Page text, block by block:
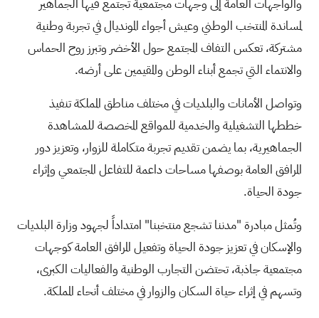
والواجهات العامة إلى وجهات مجتمعية تجتمع فيها الجماهير
لمساندة المنتخب الوطني وعيش أجواء المونديال في تجربة وطنية
مشتركة، تعكس التفاف المجتمع حول الأخضر وتبرز روح الحماس
والانتماء التي تجمع أبناء الوطن والمقيمين على أرضه.
وتواصل الأمانات والبلديات في مختلف مناطق المملكة تنفيذ
خططها التشغيلية والخدمية للمواقع المخصصة للمشاهدة
الجماهيرية، بما يضمن تقديم تجربة متكاملة للزوار، وتعزيز دور
المرافق العامة بوصفها مساحات داعمة للتفاعل المجتمعي وإثراء
جودة الحياة.
وتُمثل مبادرة "مدننا تشجع منتخبنا" امتداداً لجهود وزارة البلديات
والإسكان في تعزيز جودة الحياة وتفعيل المرافق العامة كوجهات
مجتمعية جاذبة، تحتضن التجارب الوطنية والفعاليات الكبرى،
وتسهم في إثراء حياة السكان والزوار في مختلف أنحاء المملكة.